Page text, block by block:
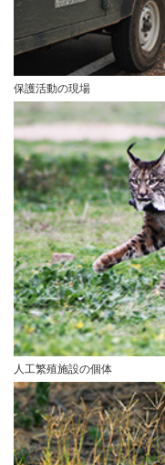
保護活動の現場
人工繁殖施設の個体